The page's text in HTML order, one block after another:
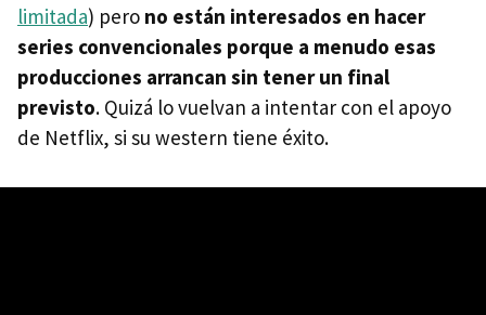
limitada) pero no están interesados en hacer
series convencionales porque a menudo esas
producciones arrancan sin tener un final
previsto. Quizá lo vuelvan a intentar con el apoyo
de Netflix, si su western tiene éxito.